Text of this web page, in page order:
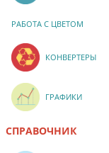
РАБОТА С ЦВЕТОМ
КОНВЕРТЕРЫ
ГРАФИКИ
СПРАВОЧНИК